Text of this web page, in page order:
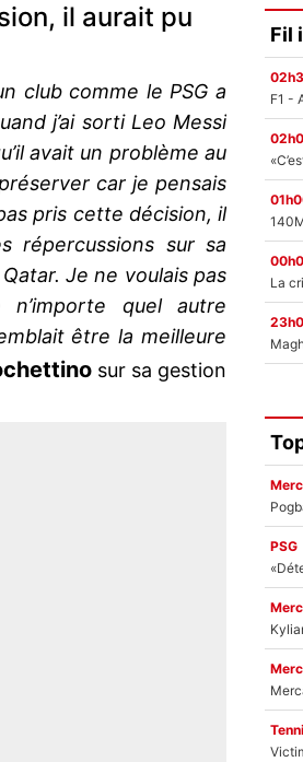
il aurait pu
club comme le PSG a
j’ai sorti Leo Messi
avait un problème au
car je pensais
pris cette décision, il
répercussions sur sa
Je ne voulais pas
n’importe quel autre
être la meilleure
sur sa gestion
Fil
PSG